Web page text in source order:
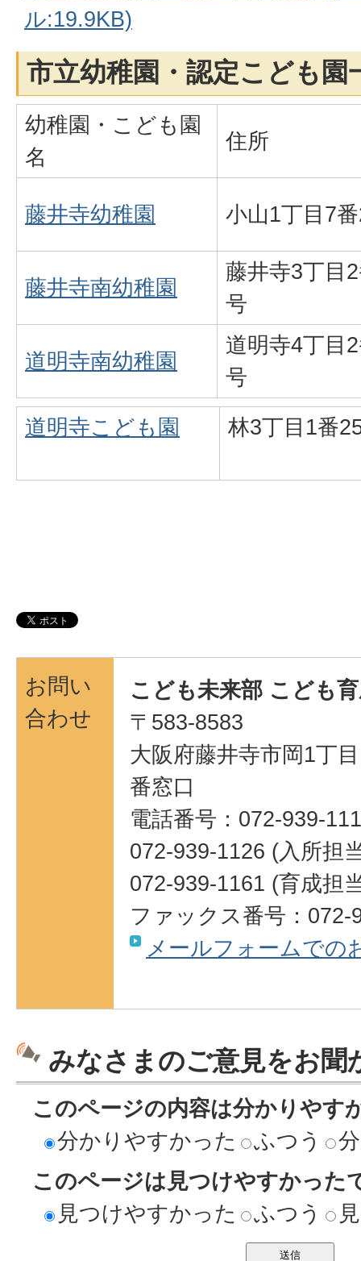
ル:19.9KB)
市立幼稚園・認定こども園
幼稚園・こども園
名
住所
藤井寺幼稚園 小山1丁目7
藤井寺南幼稚園
藤井寺3丁目
号
道明寺南幼稚園
道明寺4丁目
号
道明寺こども園
林3丁目1番
お問い
合わせ
こども未来部 こども
〒583-8583
大阪府藤井寺市岡1丁
番窓口
電話番号：072-939-
072-939-1126 (入所担
072-939-1161 (育成担
ファックス番号：072-
メールフォームでの
みなさまのご意見をお聞
このページの内容は分かりやす
分かりやすかった
ふつう
このページは見つけやすかった
見つけやすかった
ふつう